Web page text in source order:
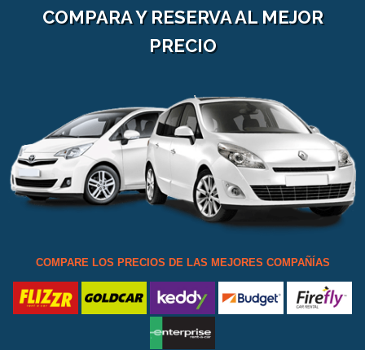
COMPARA Y RESERVA AL MEJOR
PRECIO
COMPARE LOS PRECIOS DE LAS MEJORES COMPAÑÍAS